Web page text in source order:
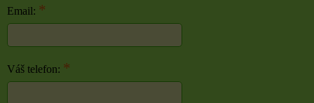
Email: *
Váš telefon: *